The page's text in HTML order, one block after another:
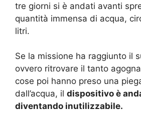
tre giorni si è andati avanti
quantità immensa di acqua,
litri.
Se la missione ha raggiunto il
ovvero ritrovare il tanto
cose poi hanno preso una
dall’acqua, il dispositivo è
diventando inutilizzabile.